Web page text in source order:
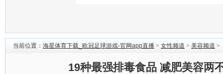
当前位置： 海星体育下载_欧冠足球游戏-官网app直播 > 女性频道 > 美容频道 >
19种最强排毒食品 减肥美容两